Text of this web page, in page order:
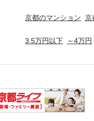
京都のマンション 京
3.5万円以下 ～4万円